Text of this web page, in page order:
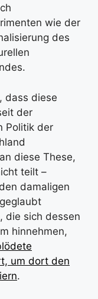
wie der
des
dass diese
der
Politik der
diese These,
teilt –
damaligen
die sich dessen
hinnehmen,
um dort den
.